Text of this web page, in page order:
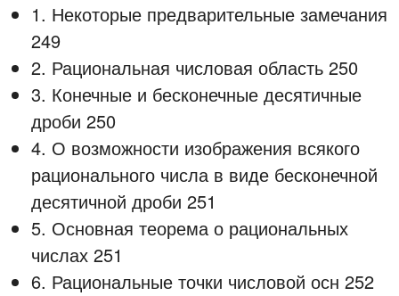
1. Некоторые предварительные замечания
249
2. Рациональная числовая область 250
3. Конечные и бесконечные десятичные
дроби 250
4. О возможности изображения всякого
рационального числа в виде бесконечной
десятичной дроби 251
5. Основная теорема о рациональных
числах 251
6. Рациональные точки числовой осн 252